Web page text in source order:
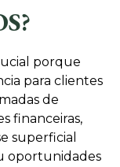
porque
para clientes
de
financeiras,
superficial
oportunidades